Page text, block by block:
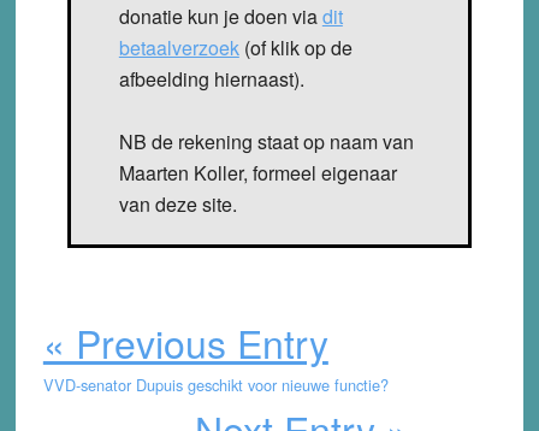
donatie kun je doen viadit
betaalverzoek(of klik op de
afbeelding hiernaast).
NB de rekening staat op naam van
Maarten Koller, formeel eigenaar
van deze site.
« Previous Entry
VVD-senator Dupuis geschikt voor nieuwe functie?